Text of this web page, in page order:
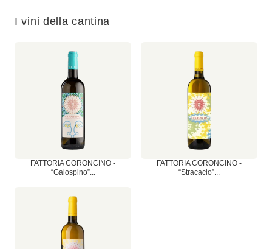
I vini della cantina
FATTORIA CORONCINO -
“Gaiospino”...
FATTORIA CORONCINO -
“Stracacio”...